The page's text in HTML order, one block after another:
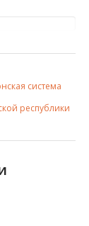
система
республики